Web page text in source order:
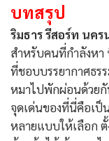
บทสรุป
ริมธาร รีสอร์ท นคร
สำหรับคนที่กำลังหา
ที่ชอบบรรยากาศธร
หมาไปพักผ่อนด้วย
จุดเด่นของที่นี่คือเป็น
หลายแบบให้เลือก